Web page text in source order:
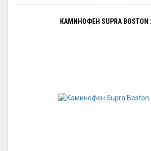
КАМИНОФЕН SUPRA BOSTON